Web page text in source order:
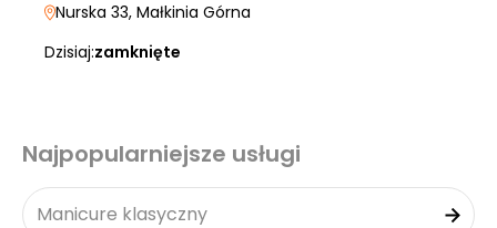
Nurska 33, Małkinia Górna
Dzisiaj:zamknięte
Najpopularniejsze usługi
Manicure klasyczny